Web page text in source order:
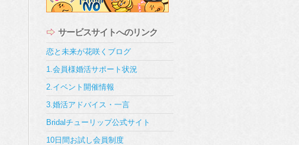
サービスサイトへのリンク
恋と未来が花咲くブログ
1.会員様婚活サポート状況
2.イベント開催情報
3.婚活アドバイス・一言
Bridalチューリップ公式サイト
10日間お試し会員制度